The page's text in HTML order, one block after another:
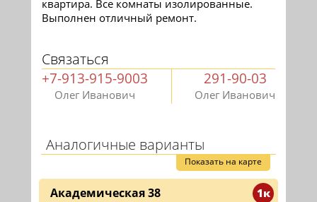
квартира. Все комнаты изолированные.
Выполнен отличный ремонт.
Связаться
+7-913-915-9003
Олег Иванович
291-90-03
Олег Иванович
Аналогичные варианты
Показать на карте
1к
Академическая 38